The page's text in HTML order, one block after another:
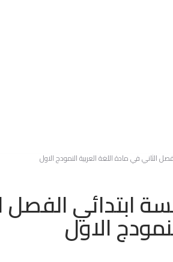
الثاني في مادة اللغة العربية النمودج الاول
ابتدائي
الاول